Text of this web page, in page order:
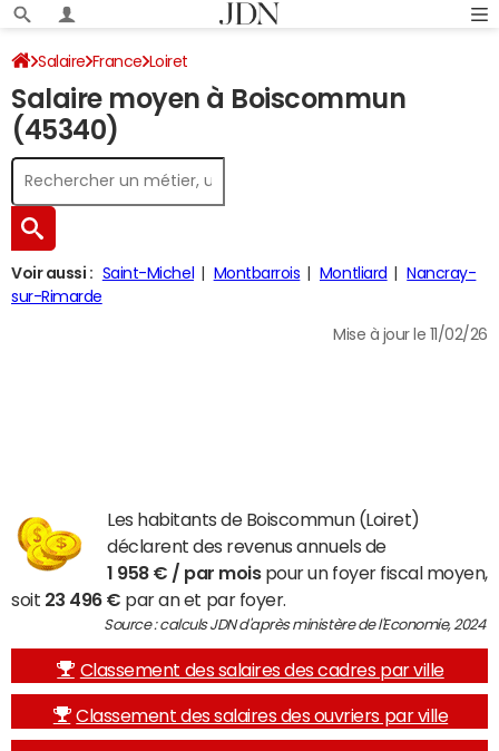
Salaire France Loiret
Salaire moyen à Boiscommun
(45340)
Voir aussi : Saint-Michel Montbarrois Montliard
Nancray-
sur-Rimarde
Mise à jour le 11/02/26
Les habitants de Boiscommun (Loiret)
déclarent des revenus annuels de
1 958 € / par moispour un foyer fiscal moyen,
soit 23 496 € par an et par foyer.
Source : calculs JDN d'après ministère de l'Economie, 2024
Classement des salaires des cadres par ville
Classement des salaires des ouvriers par ville